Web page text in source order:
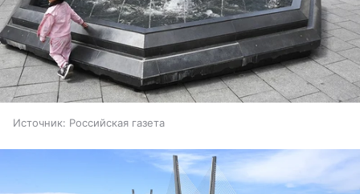
Источник: Российская газета